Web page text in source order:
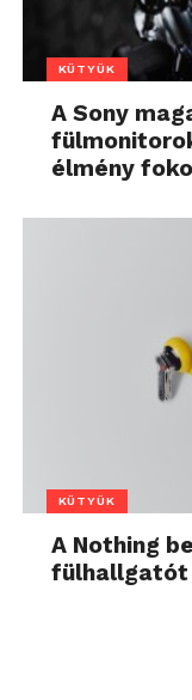
KÜTYÜK
A Sony
élmény
KÜTYÜK
A Nothing
fülhallgatót